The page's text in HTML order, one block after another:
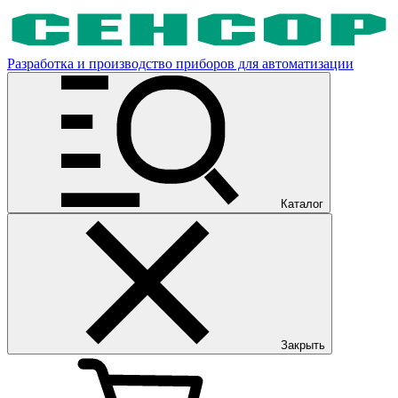
Разработка и производство приборов для автоматизации
Каталог
Закрыть